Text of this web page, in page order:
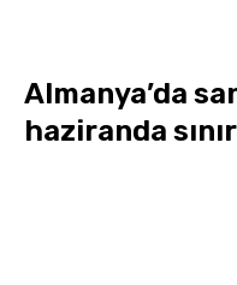
Almanya’da
haziranda